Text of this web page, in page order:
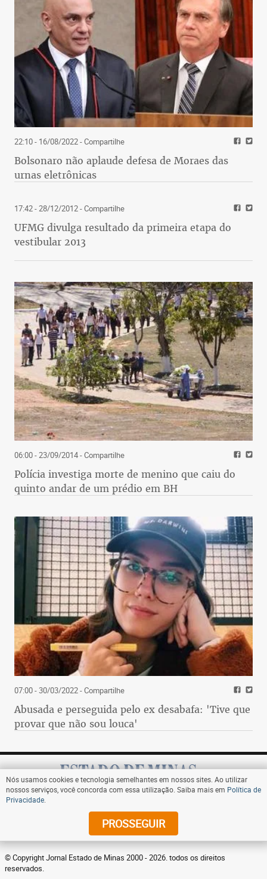
22:10 - 16/08/2022- Compartilhe
Bolsonaro não aplaude defesa de Moraes das
urnas eletrônicas
17:42 - 28/12/2012- Compartilhe
UFMG divulga resultado da primeira etapa do
vestibular 2013
06:00 - 23/09/2014- Compartilhe
Polícia investiga morte de menino que caiu do
quinto andar de um prédio em BH
07:00 - 30/03/2022- Compartilhe
Abusada e perseguida pelo ex desabafa: 'Tive que
provar que não sou louca'
Assine
© Copyright Jornal Estado de Minas 2000 - 2026. todos os direitos
reservados.
Nós usamos cookies e tecnologia semelhantes em nossos sites. Ao utilizar
nossos serviços, você concorda com essa utilização. Saiba mais em Política de
Privacidade
PROSSEGUIR